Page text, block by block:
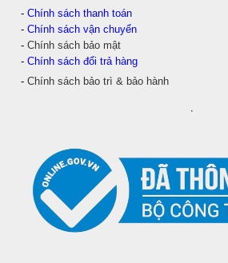
- Chính sách thanh toán
- Chính sách vận chuyển
- Chính sách bảo mật
- Chính sách đổi trả hàng
- Chính sách bảo trì & bảo hành